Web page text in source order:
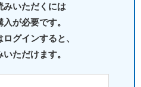
みいただくには
が必要です。
グインすると、
ただけます。